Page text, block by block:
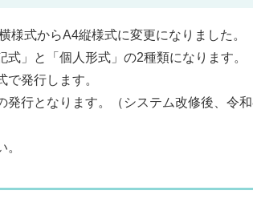
式からA4縦様式に変更になりました。
」と「個人形式」の2種類になります。
発行します。
行となります。（システム改修後、令